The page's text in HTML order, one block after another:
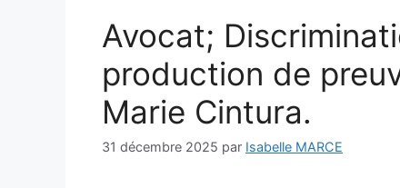
Avocat;
production de
Marie Cintura.
31 décembre 2025 par Isabelle MARCE